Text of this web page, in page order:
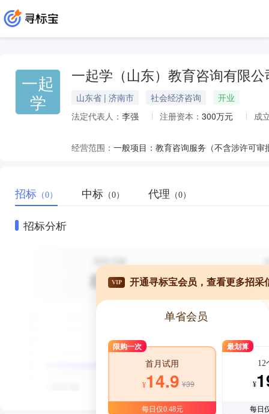
一起
学
一起学（山东）教育咨询有限公
山东省 | 济南市 社会经济咨询
开业
法定代表人： 李强 注册资本： 300万元 成
经营范围：
招标 （0） 中标 （0） 代理 （0）
招标分析
VIP 开通寻标宝会员，查看更多招采
单省会员
限购一次
首月试用
¥14.9 ¥39
每日仅0.48元
最划算
12
¥
每日